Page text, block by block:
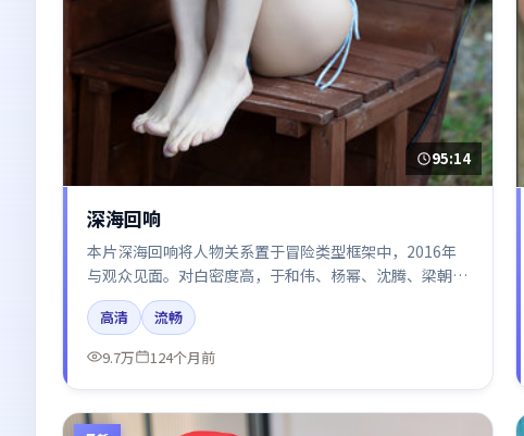
95:14
深海回响
本片深海回响将人物关系置于冒险类型框架中，2016年
与观众见面。对白密度高，于和伟、杨幂、沈腾、梁朝
伟、雷佳音的台词节奏值得关注；整体气质偏英国都市与
冷色调摄影。
高清
流畅
9.7万
124个月前